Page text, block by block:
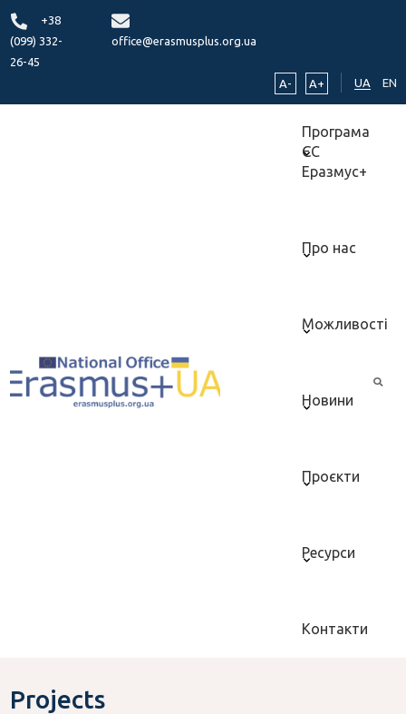
+38
(099) 332-
26-45
office@erasmusplus.org.ua
A- A+ UA EN
Програма
ЄС
Еразмус+
Про нас
Можливості
Новини
Проєкти
Ресурси
Контакти
Projects